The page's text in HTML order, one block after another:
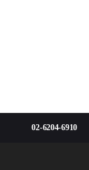
02-6204-6910